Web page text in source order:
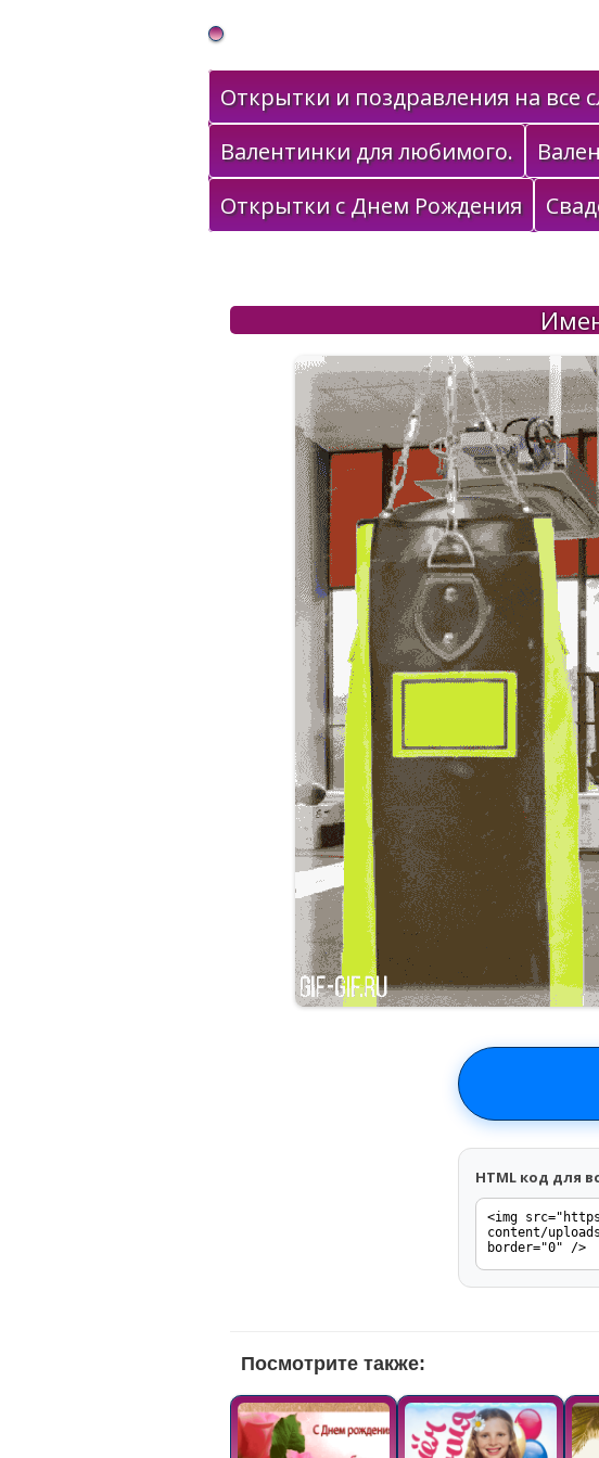
Gif Открытки в подарок
Открытки и поздравления на все
Валентинки для любимого.
Открытки с Днем Рождения
HTML код для
Посмотрите также: